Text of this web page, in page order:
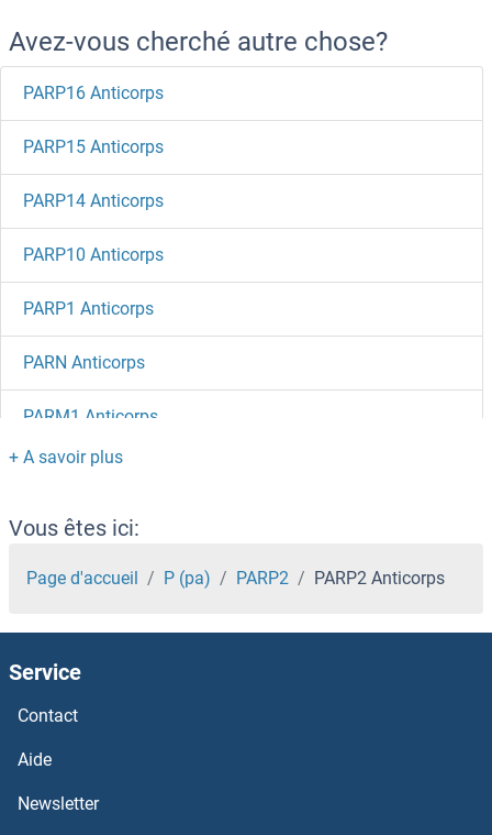
Avez-vous cherché autre chose?
PARP16 Anticorps
PARP15 Anticorps
PARP14 Anticorps
PARP10 Anticorps
PARP1 Anticorps
PARN Anticorps
PARM1 Anticorps
PARL Anticorps
Parkinson Protein 7 Anticorps
Parkin Anticorps
PARG1 Anticorps
PARG Anticorps
PARD6B Anticorps
Vous êtes ici:
Page d'accueil P (pa) PARP2 PARP2 Anticorps
Service
Contact
Aide
Newsletter